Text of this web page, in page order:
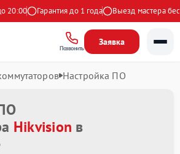
Гарантия до 1 года Выезд мастера
Позвонить
Заявка
Настройка ПО
Hikvision в